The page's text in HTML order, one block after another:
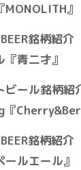
MONOLITH』
BEER銘柄紹
『青二才』
ビール銘柄
BEER銘柄紹
ールエール』